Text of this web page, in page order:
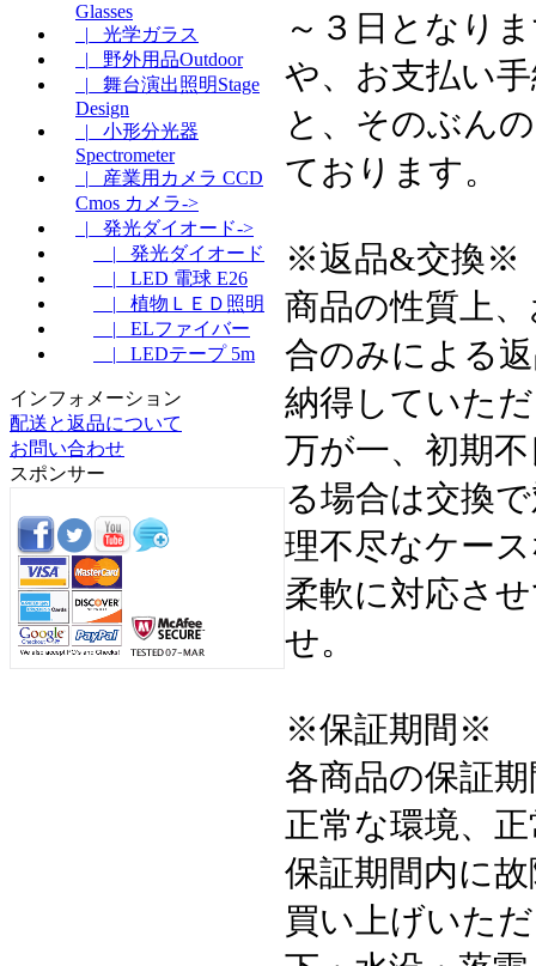
Glasses
|_ 光学ガラス
|_ 野外用品Outdoor
|_ 舞台演出照明Stage
Design
|_ 小形分光器
Spectrometer
|_ 産業用カメラ CCD
Cmos カメラ->
|_ 発光ダイオード->
|_ 発光ダイオード
|_ LED 電球 E26
|_ 植物ＬＥＤ照明
|_ ELファイバー
|_ LEDテープ 5m
インフォメーション
配送と返品について
お問い合わせ
スポンサー
～３日となり
や、お支払い
と、そのぶん
ております。
※返品&交換※
商品の性質上
合のみによる
納得していた
万が一、初期
る場合は交換
理不尽なケー
柔軟に対応さ
せ。
※保証期間※
各商品の保証
正常な環境、
保証期間内に
買い上げいた